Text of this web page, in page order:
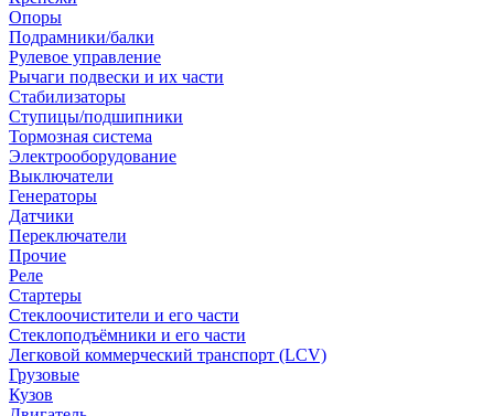
Опоры
Подрамники/балки
Рулевое управление
Рычаги подвески и их части
Стабилизаторы
Ступицы/подшипники
Тормозная система
Электрооборудование
Выключатели
Генераторы
Датчики
Переключатели
Прочие
Реле
Стартеры
Стеклоочистители и его части
Стеклоподъёмники и его части
Легковой коммерческий транспорт (LCV)
Грузовые
Кузов